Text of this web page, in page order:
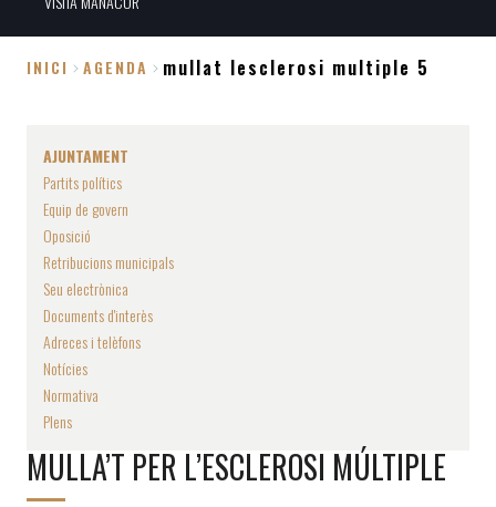
INICI AGENDA mullat lesclerosi multiple 5
AJUNTAMENT
Partits polítics
Equip de govern
Oposició
Retribucions municipals
Seu electrònica
Documents d'interès
Adreces i telèfons
Notícies
Normativa
Plens
MULLA’T PER L’ESCLEROSI MÚLTIPLE